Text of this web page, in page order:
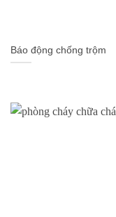
Báo động chống trộm